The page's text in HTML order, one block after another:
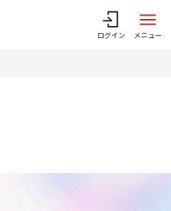
ログイン メニュー